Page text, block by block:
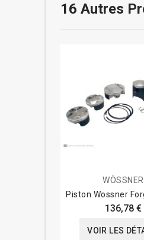
16 Autres
WÖSSNER
Piston Wossner
136,78 €
VOIR LES